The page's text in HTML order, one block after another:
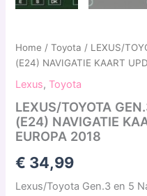
Home /Toyota / LEXUS/
(E24) NAVIGATIE KAART
Lexus, Toyota
LEXUS/TOYOTA
(E24) NAVIGATIE
EUROPA 2018
€ 34,99
Lexus/Toyota Gen.3 en 5